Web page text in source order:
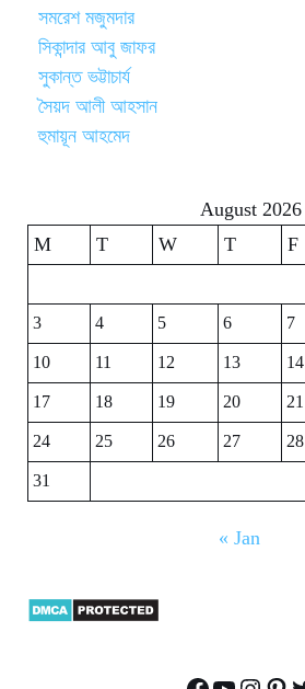
সমরেশ মজুমদার
সিকান্দার আবু জাফর
সুকান্ত ভট্টাচার্য
সৈয়দ আলী আহসান
হুমায়ূন আহমেদ
August 2026
M
T W T F
3
4 5 6 7
10
11 12 13 14
17
18 19 20 21
24
25 26 27 28
31
« Jan